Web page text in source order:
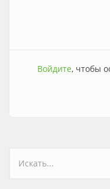
Войдите, чтобы
Форма поиска